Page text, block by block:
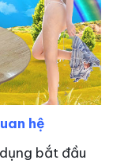
hệ
bắt đầu